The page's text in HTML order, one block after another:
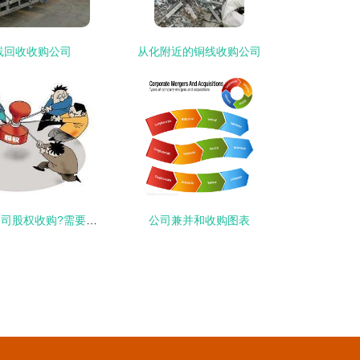
收收购公司 从化附近的铜线收购公司
公司兼并和收购图表